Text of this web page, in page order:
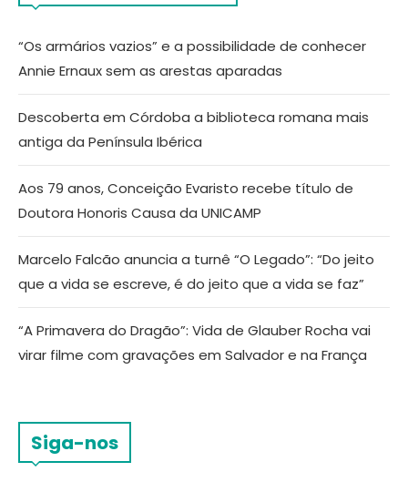
“Os armários vazios” e a possibilidade de conhecer
Annie Ernaux sem as arestas aparadas
Descoberta em Córdoba a biblioteca romana mais
antiga da Península Ibérica
Aos 79 anos, Conceição Evaristo recebe título de
Doutora Honoris Causa da UNICAMP
Marcelo Falcão anuncia a turnê “O Legado”: “Do jeito
que a vida se escreve, é do jeito que a vida se faz”
“A Primavera do Dragão”: Vida de Glauber Rocha vai
virar filme com gravações em Salvador e na França
Siga-nos